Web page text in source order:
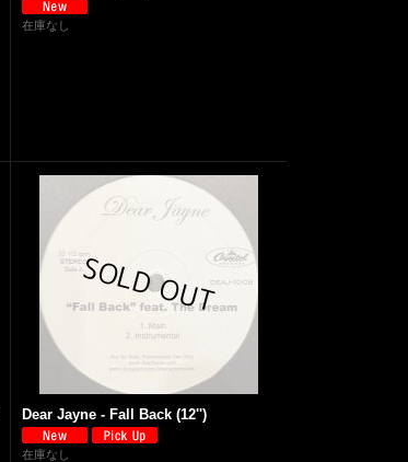
在庫なし
Dear Jayne - Fall Back (12'')
在庫なし